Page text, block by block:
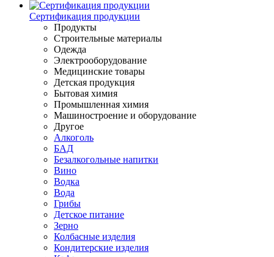
Сертификация продукции
Продукты
Строительные материалы
Одежда
Электрооборудование
Медицинские товары
Детская продукция
Бытовая химия
Промышленная химия
Машиностроение и оборудование
Другое
Алкоголь
БАД
Безалкогольные напитки
Вино
Водка
Вода
Грибы
Детское питание
Зерно
Колбасные изделия
Кондитерские изделия